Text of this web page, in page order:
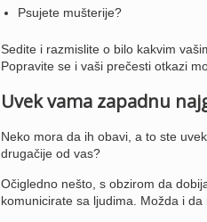
Psujete mušterije?
Sedite i razmislite o bilo kakvim
Popravite se i vaši prečesti otkazi
Uvek vama zapadnu
Neko mora da ih obavi, a to ste
drugačije od vas?
Očigledno nešto, s obzirom da
komunicirate sa ljudima. Možda i